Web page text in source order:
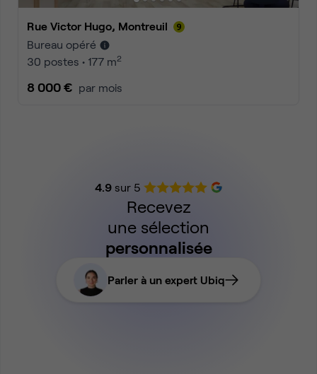
Rue Victor Hugo, Montreuil
Bureau opéré
30 postes • 177 m2
8 000 € par mois
4.9sur 5
Recevez
une sélection
personnalisée
Parler à un expert Ubiq